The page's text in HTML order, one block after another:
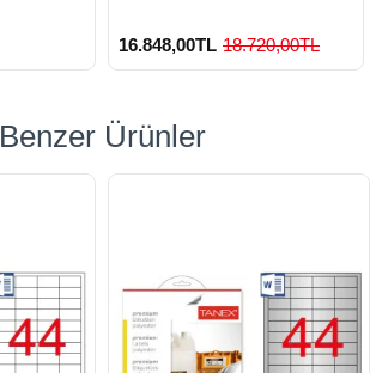
16.848,00TL 18.720,00TL
Benzer Ürünler